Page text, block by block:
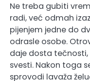
Ne treba gubiti
radi, već odmah
pijenjem jedne do
odrasle osobe.
daje dosta
svesti. Nakon toga
sprovodi lavaža